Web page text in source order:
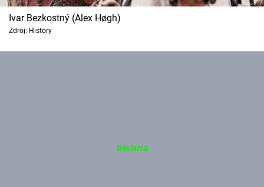
Ivar Bezkostný (Alex Høgh)
Zdroj: History